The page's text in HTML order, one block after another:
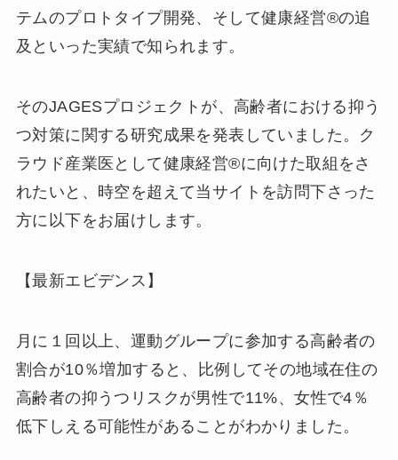
テムのプロトタイプ開発、そして健康経営®の追
及といった実績で知られます。
そのJAGESプロジェクトが、高齢者における抑う
つ対策に関する研究成果を発表していました。ク
ラウド産業医として健康経営®に向けた取組をさ
れたいと、時空を超えて当サイトを訪問下さった
方に以下をお届けします。
【最新エビデンス】
月に１回以上、運動グループに参加する高齢者の
割合が10％増加すると、比例してその地域在住の
高齢者の抑うつリスクが男性で11%、女性で4％
低下しえる可能性があることがわかりました。